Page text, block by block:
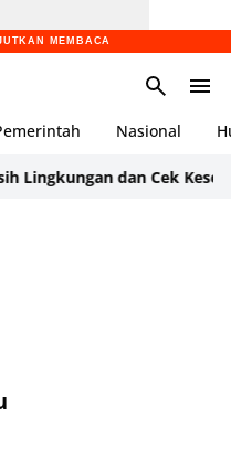
MEMBACA
Nasional
dan Cek Kesehatan